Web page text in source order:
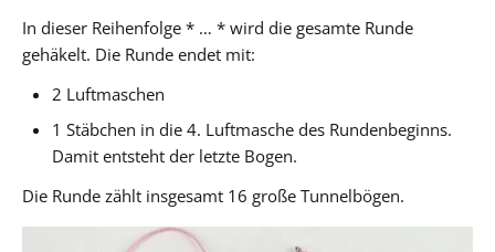
In dieser Reihenfolge * … * wird die gesamte Runde
gehäkelt. Die Runde endet mit:
2 Luftmaschen
1 Stäbchen in die 4. Luftmasche des Rundenbeginns.
Damit entsteht der letzte Bogen.
Die Runde zählt insgesamt 16 große Tunnelbögen.